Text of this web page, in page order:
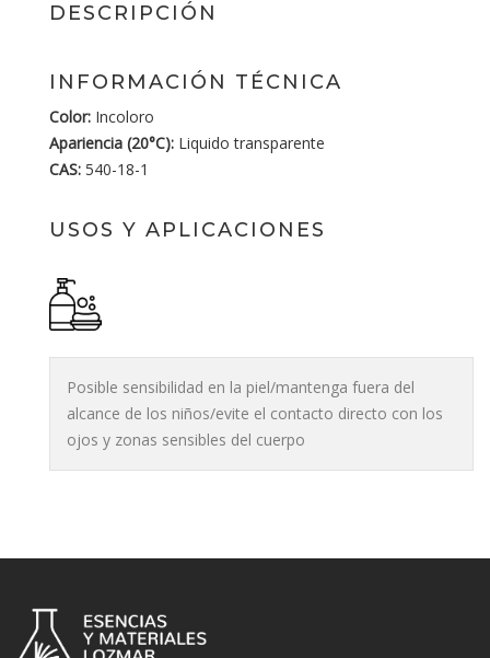
DESCRIPCIÓN
INFORMACIÓN TÉCNICA
Color: Incoloro
Apariencia (20°C): Liquido transparente
CAS: 540-18-1
USOS Y APLICACIONES
Posible sensibilidad en la piel/mantenga fuera del
alcance de los niños/evite el contacto directo con los
ojos y zonas sensibles del cuerpo